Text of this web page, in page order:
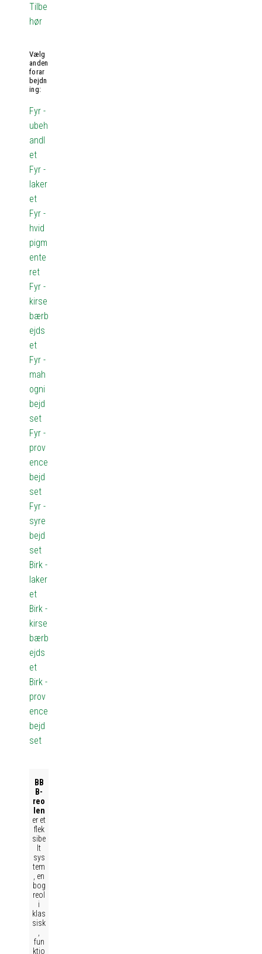
Tilbe
hør
Vælg
anden
forar
bejdn
ing:
Fyr -
ubeh
andl
et
Fyr -
laker
et
Fyr -
hvid
pigm
ente
ret
Fyr -
kirse
bærb
ejds
et
Fyr -
mah
ogni
bejd
set
Fyr -
prov
ence
bejd
set
Fyr -
syre
bejd
set
Birk -
laker
et
Birk -
kirse
bærb
ejds
et
Birk -
prov
ence
bejd
set
BB
B-
reo
len
er et
flek
sibe
lt
sys
tem
, en
bog
reol
i
klas
sisk
fun
ktio